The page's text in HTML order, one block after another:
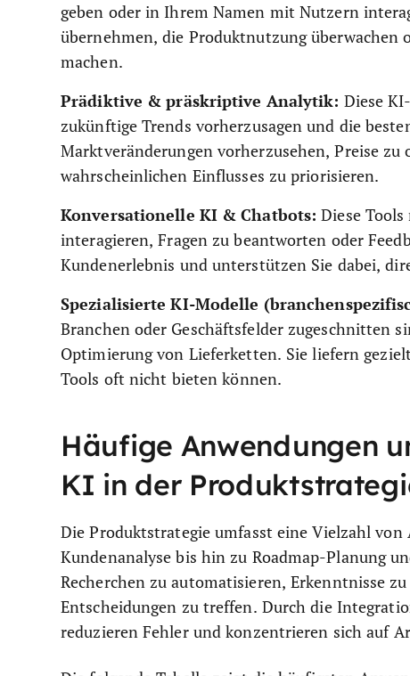
geben oder in Ihrem Namen mit Nutzern
übernehmen, die Produktnutzung überwachen
machen.
Prädiktive & präskriptive Analytik: Diese
zukünftige Trends vorherzusagen und die
Marktveränderungen vorherzusehen, Preise
wahrscheinlichen Einflusses zu priorisieren.
Konversationelle KI & Chatbots: Diese
interagieren, Fragen zu beantworten oder
Kundenerlebnis und unterstützen Sie dabei,
Spezialisierte KI-Modelle
Branchen oder Geschäftsfelder zugeschnitten
Optimierung von Lieferketten. Sie liefern
Tools oft nicht bieten können.
Häufige Anwendungen
KI in der
Die Produktstrategie umfasst eine Vielzahl
Kundenanalyse bis hin zu Roadmap-Planung
Recherchen zu automatisieren, Erkenntnisse
Entscheidungen zu treffen. Durch die
reduzieren Fehler und konzentrieren sich auf